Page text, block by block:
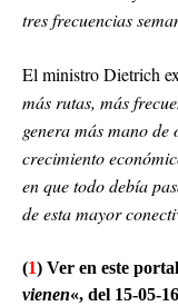
tres frecuencias
El ministro Dietrich
más rutas, más
genera más mano
crecimiento
en que todo debía
de esta mayor
(1) Ver en este
vienen«, del 15-05-